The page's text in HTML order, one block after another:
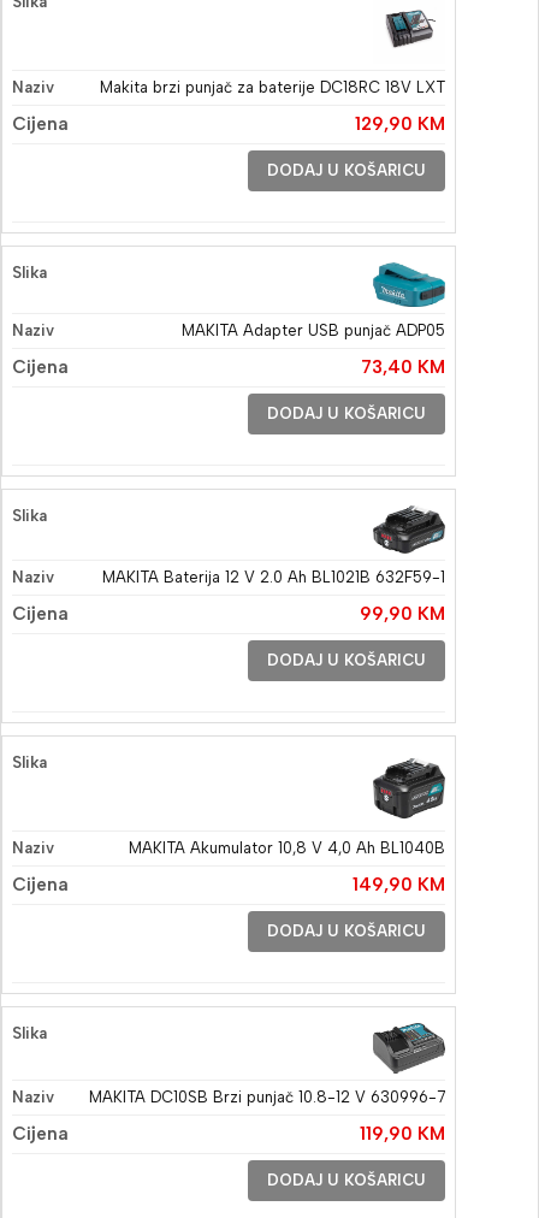
Makita brzi punjač za baterije DC18RC 18V LXT
129,90 KM
DODAJ U KOŠARICU
MAKITA Adapter USB punjač ADP05
73,40 KM
DODAJ U KOŠARICU
MAKITA Baterija 12 V 2.0 Ah BL1021B 632F59-1
99,90 KM
DODAJ U KOŠARICU
MAKITA Akumulator 10,8 V 4,0 Ah BL1040B
149,90 KM
DODAJ U KOŠARICU
MAKITA DC10SB Brzi punjač 10.8-12 V 630996-7
119,90 KM
DODAJ U KOŠARICU